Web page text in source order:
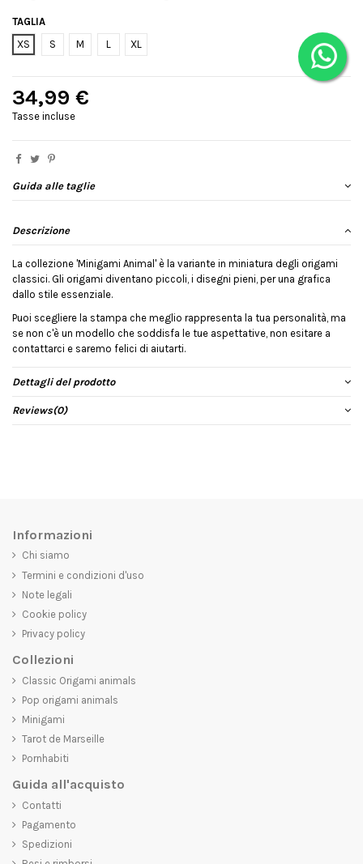
TAGLIA
XS
S M L XL
34,99 €
Tasse incluse
Guida alle taglie
Descrizione
La collezione 'Minigami Animal' è la variante in miniatura degli origami
classici. Gli origami diventano piccoli, i disegni pieni, per una grafica
dallo stile essenziale.
Puoi scegliere la stampa che meglio rappresenta la tua personalità, ma
se non c'è un modello che soddisfa le tue aspettative, non esitare a
contattarci e saremo felici di aiutarti.
Dettagli del prodotto
Reviews(0)
Informazioni
Chi siamo
Termini e condizioni d'uso
Note legali
Cookie policy
Privacy policy
Collezioni
Classic Origami animals
Pop origami animals
Minigami
Tarot de Marseille
Pornhabiti
Guida all'acquisto
Contatti
Pagamento
Spedizioni